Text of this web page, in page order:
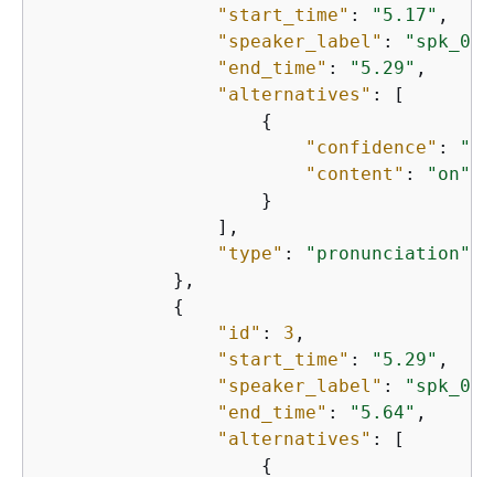
"start_time" : "5.17" ,
"speaker_label" : "spk_0"
"end_time" : "5.29" ,
"alternatives" : [
{
"confidence" :
"content" :
"on"
                    }
                ],
"type" :
"pronunciation"
            },
{
"id" : 3 ,
"start_time" : "5.29" ,
"speaker_label" : "spk_0"
"end_time" : "5.64" ,
"alternatives" : [
{